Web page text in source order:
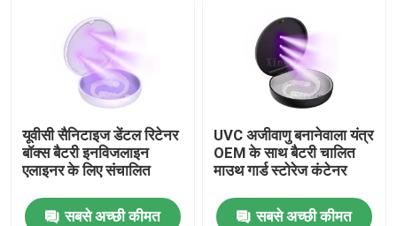
यूवीसी सैनिटाइज डेंटल रिटेनर
बॉक्स बैटरी इनविजलाइन
एलाइनर के लिए संचालित
सबसे अच्छी कीमत
UVC अजीवाणु बनानेवाला यंत्र
OEM के साथ बैटरी चालित
माउथ गार्ड स्टोरेज कंटेनर
सबसे अच्छी कीमत